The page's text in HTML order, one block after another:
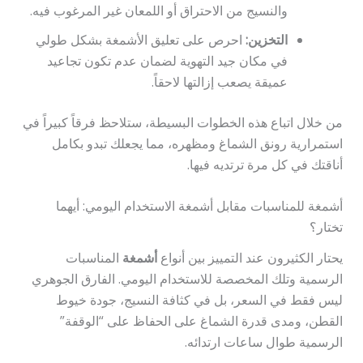
والنسيج من الاحتراق أو اللمعان غير المرغوب فيه.
التخزين:احرص على تعليق الأشمغة بشكل طولي
في مكان جيد التهوية لضمان عدم تكون تجاعيد
عميقة يصعب إزالتها لاحقاً.
من خلال اتباع هذه الخطوات البسيطة، ستلاحظ فرقاً كبيراً في
استمرارية رونق الشماغ ومظهره، مما يجعلك تبدو بكامل
أناقتك في كل مرة ترتديه فيها.
أشمغة للمناسبات مقابل أشمغة الاستخدام اليومي: أيهما
تختار؟
يحتار الكثيرون عند التمييز بين أنواع أشمغة المناسبات
الرسمية وتلك المخصصة للاستخدام اليومي. الفارق الجوهري
ليس فقط في السعر، بل في كثافة النسيج، جودة خيوط
القطن، ومدى قدرة الشماغ على الحفاظ على “الوقفة”
الرسمية طوال ساعات ارتدائه.